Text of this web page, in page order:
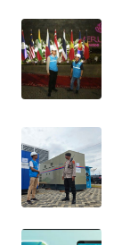
WN
TEBING
TINGGI
WN
PAKPAK
WN
KARAWANG